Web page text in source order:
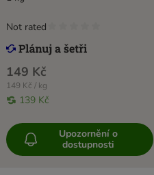
149 Kč
149 Kč / kg
139 Kč
Not rated
Upozornění o
dostupnosti